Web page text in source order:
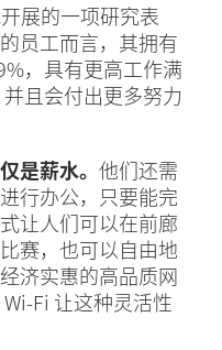
展的一项研究表
员工而言，其拥有
，具有更高工作满
且会付出更多努力
是薪水。 他们还需
行办公，只要能完
让人们可以在前廊
赛，也可以自由地
济实惠的高品质网
Fi 让这种灵活性